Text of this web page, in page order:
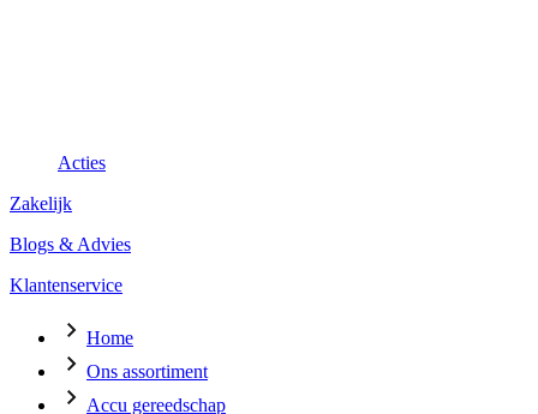
Acties
Zakelijk
Blogs & Advies
Klantenservice
Home
Ons assortiment
Accu gereedschap